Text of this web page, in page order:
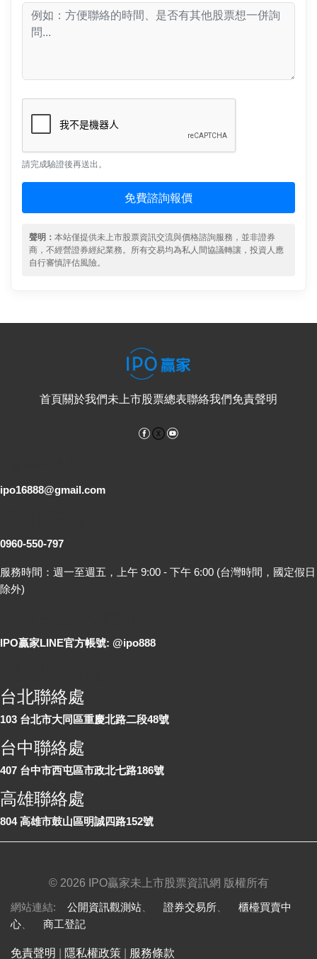
請完成驗證後再送出。
免費諮詢報價
聲明： 本站僅提供未上市股票資訊交流與價格諮詢服務，並非證券
商，不經營證券經紀業務。所有交易均為私人間協議轉讓，投資人應
自行審慎評估風險。
首頁關於我們未上市股票總表聯絡我們免責聲明
Facebook
ipo16888@gmail.com
0960-550-797
服務時間：週一至週五，上午 9:00 - 下午 6:00 (台灣時間，國定假日
除外)
IPO贏家LINE官方帳號: @ipo888
台北聯絡處
103 台北市大同區重慶北路二段48號
台中聯絡處
407 台中市西屯區市政北七路186號
高雄聯絡處
804 高雄市鼓山區明誠四路152號
© 2026 IPO贏家未上市股票資訊網 版權所有
網站連結: 公開資訊觀測站 證券交易所
櫃檯買賣中
心
商工登記
免責聲明 隱私權政策 服務條款